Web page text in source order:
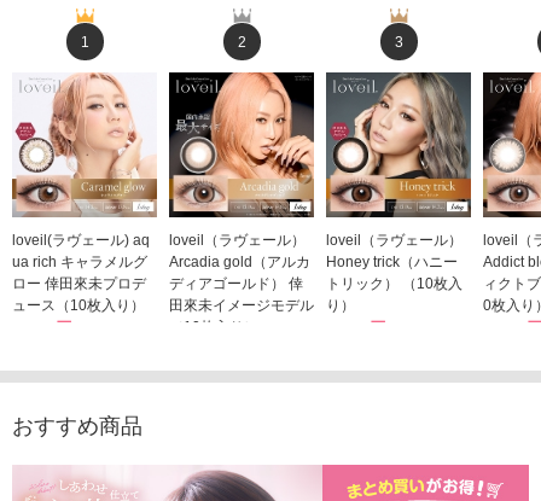
1
loveil(ラヴェール) aq
ua rich キャラメルグ
ロー 倖田來未プロデ
ュース（10枚入り）
1,760円
2
loveil（ラヴェール）
Arcadia gold（アルカ
ディアゴールド） 倖
田來未イメージモデル
（10枚入り）
3
loveil（ラヴェール）
Honey trick（ハニー
トリック） （10枚入
り）
1,760円
loveil（
Addict
ィクト
0枚入り
1,760
おすすめ商品